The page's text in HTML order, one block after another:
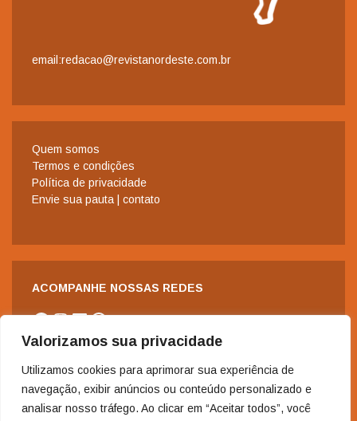
Valorizamos sua privacidade
Utilizamos cookies para aprimorar sua experiência de
navegação, exibir anúncios ou conteúdo personalizado e
analisar nosso tráfego. Ao clicar em “Aceitar todos”, você
email:redacao@revistanordeste.com.br
Quem somos
Termos e condições
Política de privacidade
Envie sua pauta | contato
ACOMPANHE NOSSAS REDES
Facebook
Instagram
LinkedIn
WhatsApp